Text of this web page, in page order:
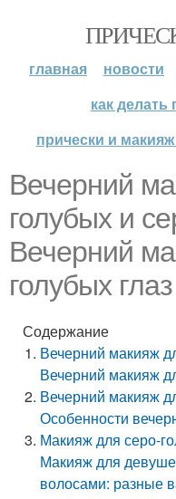
главная новости
как
прически и
Вечерний
голубых и
Вечерний
голубых глаз
Содержание
Вечерний макияж
Вечерний макияж
Вечерний макияж
Особенности
Макияж для серо-
Макияж для
волосами: разные